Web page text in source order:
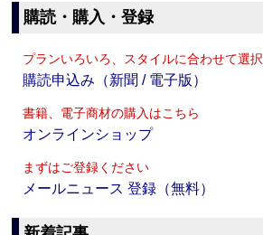
購読・購入・登録
プランいろいろ、スタイルに合わせて選択
購読申込み（新聞 / 電子版）
書籍、電子商材の購入はこちら
オンラインショップ
まずはご登録ください
メールニュース 登録（無料）